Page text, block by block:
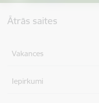
Ātrās saites
Vakances
Iepirkumi